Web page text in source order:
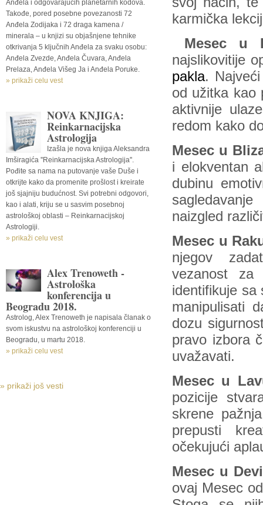
Anđela i odgovarajućih planetarnih kodova.
Takođe, pored posebne povezanosti 72
Anđela Zodijaka i 72 draga kamena /
minerala – u knjizi su objašnjene tehnike
otkrivanja 5 ključnih Anđela za svaku osobu:
Anđela Zvezde, Anđela Čuvara, Anđela
Prelaza, Anđela Višeg Ja i Anđela Poruke.
» prikaži celu vest
NOVA KNJIGA:
Reinkarnacijska
Astrologija
Izašla je nova knjiga Aleksandra
Imširagića ''Reinkarnacijska Astrologija''.
Pođite sa nama na putovanje vaše Duše i
otkrijte kako da promenite prošlost i kreirate
još sjajniju budućnost. Svi potrebni odgovori,
kao i alati, kriju se u sasvim posebnoj
astrološkoj oblasti – Reinkarnacijskoj
Astrologiji.
» prikaži celu vest
Alex Trenoweth -
Astrološka
konferencija u
Beogradu 2018.
Astrolog, Alex Trenoweth je napisala članak o
svom iskustvu na astrološkoj konferenciji u
Beogradu, u martu 2018.
» prikaži celu vest
» prikaži još vesti
karmička
Mesec u
najslikovitije
pakla.
od užitka kao
aktivnije
redom kako
Mesec u
i elokventan
dubinu
naizgled
Mesec u
njegov
vezanost
identifikuje sa
manipulisati
dozu
pravo izbora
uvažavati.
Mesec u
pozicije
skrene
prepusti
očekujući
Mesec u
ovaj Mesec